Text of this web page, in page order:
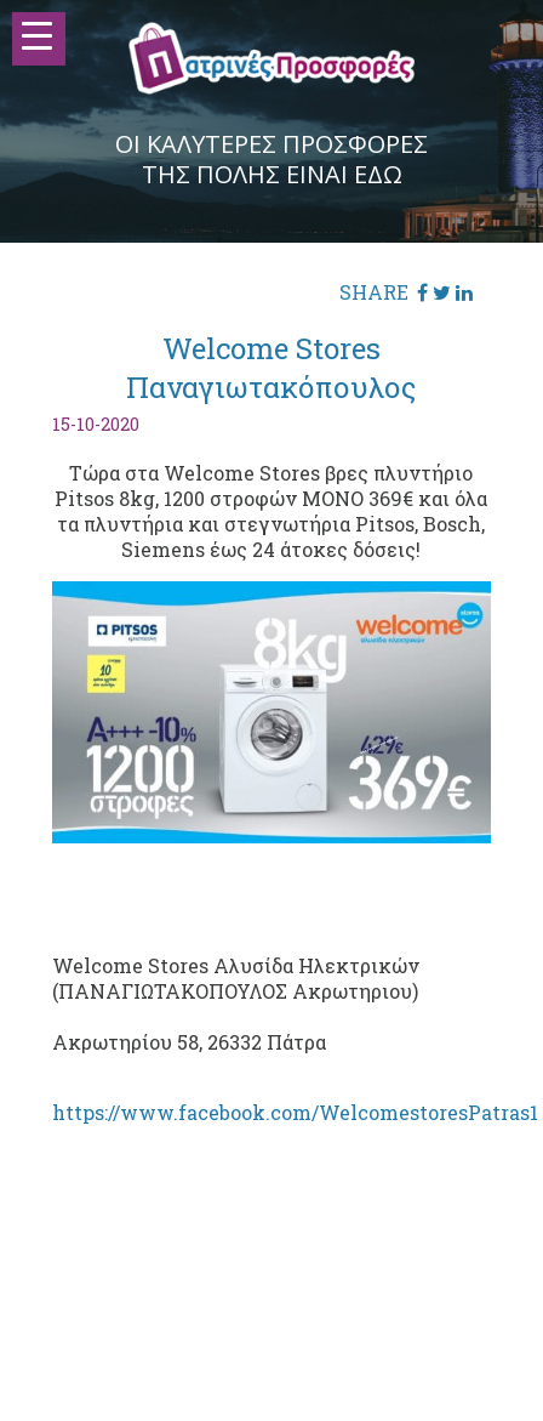
ΟΙ ΚΑΛΥΤΕΡΕΣ ΠΡΟΣΦΟΡΕΣ
ΤΗΣ ΠΟΛΗΣ ΕΙΝΑΙ ΕΔΩ
SHARE
Welcome Stores
Παναγιωτακόπουλος
15-10-2020
Τώρα στα Welcome Stores βρες πλυντήριο
Pitsos 8kg, 1200 στροφών ΜΟΝΟ 369€ και όλα
τα πλυντήρια και στεγνωτήρια Pitsos, Βosch,
Siemens έως 24 άτοκες δόσεις!
Welcome Stores Αλυσίδα Ηλεκτρικών
(ΠΑΝΑΓΙΩΤΑΚΟΠΟΥΛΟΣ Ακρωτηριου)
Ακρωτηρίου 58, 26332 Πάτρα
https://www.facebook.com/WelcomestoresPatras1